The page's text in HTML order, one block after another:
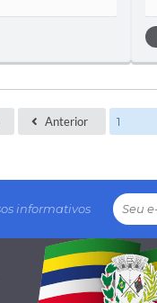
Anterior
informativos